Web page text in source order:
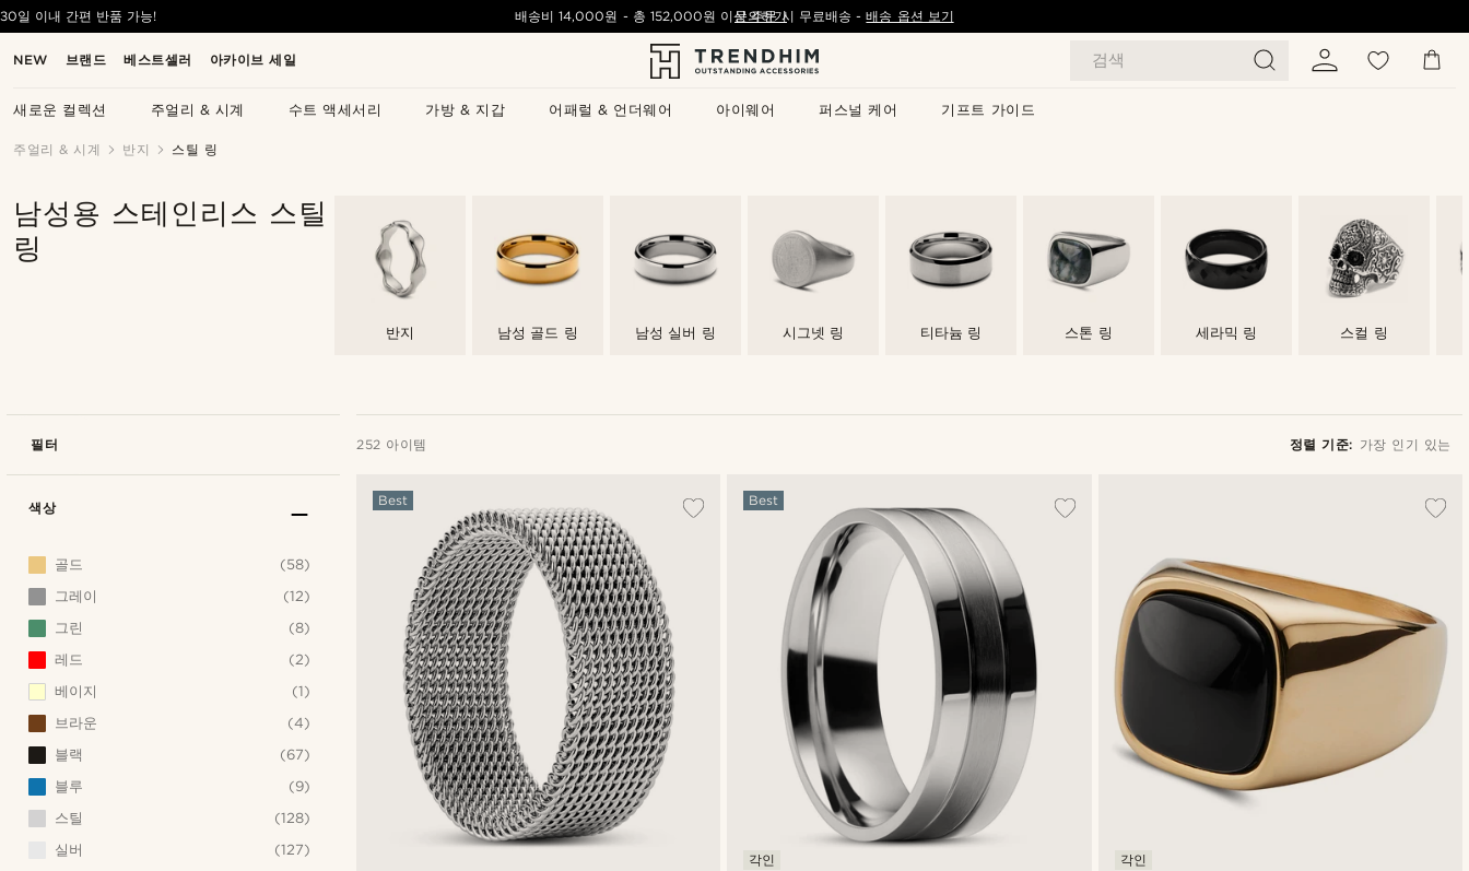
NEW 브랜드 베스트셀러 아카이브 세일 검색
새로운 컬렉션 주얼리 & 시계 수트 액세서리 가방 & 지갑 어패럴 & 언더웨어 아이웨어 퍼스널 케어 기프트 가이드
30일 이내 간편 반품 가능! 배송비14,000원 - 총 152,000원 이상 주문 시 무료배송- 배송 옵션 보기
문의하기
주얼리 & 시계 반지 스틸 링
남성용 스테인리스 스틸
링
반지 남성 골드 링 남성 실버 링 시그넷 링 티타늄 링 스톤 링 세라믹 링 스컬 링
필터 252 아이템 정렬 기준: 가장 인기 있는
높은가격순
Best Best
각인 각인
색상
골드
(58)
그레이
(12)
그린
(8)
레드
(2)
베이지
(1)
브라운
(4)
블랙
(67)
블루
(9)
스틸
(128)
실버
(127)